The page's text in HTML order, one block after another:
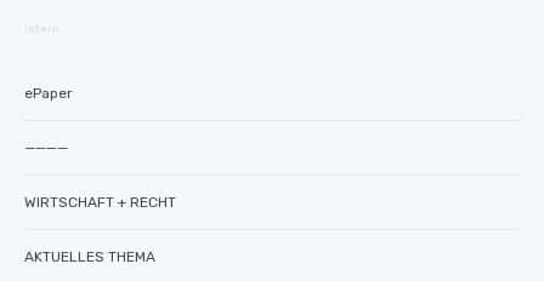
intern
ePaper
————
WIRTSCHAFT + RECHT
AKTUELLES THEMA